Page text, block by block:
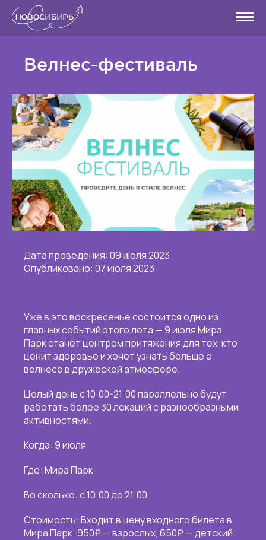
Велнес-фестиваль
Дата проведения: 09 июля 2023
Опубликовано: 07 июля 2023
Уже в это воскресенье состоится одно из
главных событий этого лета — 9 июля Мира
Парк станет центром притяжения для тех, кто
ценит здоровье и хочет узнать больше о
велнесе в дружеской атмосфере.
Целый день с 10:00-21:00 параллельно будут
работать более 30 локаций с разнообразными
активностями.
Когда: 9 июля
Где: Мира Парк
Во сколько: с 10:00 до 21:00
Стоимость: Входит в цену входного билета в
Мира Парк: 950₽ — взрослых, 650₽ — детский.